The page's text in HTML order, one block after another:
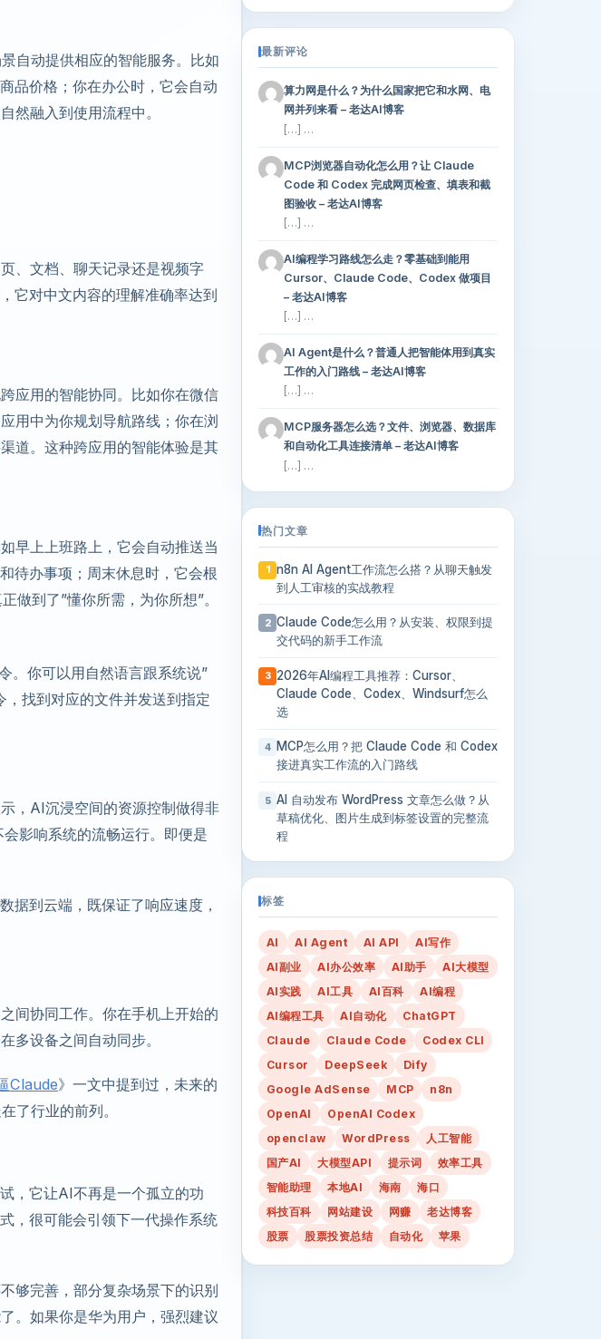
自动提供相应的智能服务。比如
品价格；你在办公时，它会自动
然融入到使用流程中。
、文档、聊天记录还是视频字
它对中文内容的理解准确率达到
应用的智能协同。比如你在微信
用中为你规划导航路线；你在浏
道。这种跨应用的智能体验是其
早上上班路上，它会自动推送当
待办事项；周末休息时，它会根
到了”懂你所需，为你所想”。
。你可以用自然语言跟系统说”
找到对应的文件并发送到指定
，AI沉浸空间的资源控制做得非
影响系统的流畅运行。即便是
据到云端，既保证了响应速度，
间协同工作。你在手机上开始的
多设备之间自动同步。
Claude》一文中提到过，未来的
了行业的前列。
，它让AI不再是一个孤立的功
，很可能会引领下一代操作系统
够完善，部分复杂场景下的识别
。如果你是华为用户，强烈建议
最新评论
算力网是什么？为什么国家把它和水网、电
网并列来看 – 老达AI博客
[…] …
MCP浏览器自动化怎么用？让 Claude
Code 和 Codex 完成网页检查、填表和截
图验收 – 老达AI博客
[…] …
AI编程学习路线怎么走？零基础到能用
Cursor、Claude Code、Codex 做项目
– 老达AI博客
[…] …
AI Agent是什么？普通人把智能体用到真实
工作的入门路线 – 老达AI博客
[…] …
MCP服务器怎么选？文件、浏览器、数据库
和自动化工具连接清单 – 老达AI博客
[…] …
热门文章
1
n8n AI Agent工作流怎么搭？从聊天触发
到人工审核的实战教程
2 Claude Code怎么用？从安装、权限到提
交代码的新手工作流
3 2026年AI编程工具推荐：Cursor、
Claude Code、Codex、Windsurf怎么
选
4
MCP怎么用？把 Claude Code 和 Codex
接进真实工作流的入门路线
5 AI 自动发布 WordPress 文章怎么做？从
草稿优化、图片生成到标签设置的完整流
程
标签
AI AI Agent AI API
AI写作
AI副业
AI办公效率 AI助手
AI大模型
AI实践
AI工具 AI百科
AI编程
AI编程工具
AI自动化
ChatGPT
Claude
Claude Code
Codex CLI
Cursor
DeepSeek
Dify
Google AdSense
MCP
n8n
OpenAI
OpenAI Codex
openclaw
WordPress
人工智能
国产AI
大模型API 提示词
效率工具
智能助理
本地AI 海南
海口
科技百科
网站建设 网赚
老达博客
股票
股票投资总结 自动化 苹果